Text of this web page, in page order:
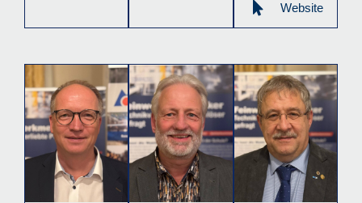
Website